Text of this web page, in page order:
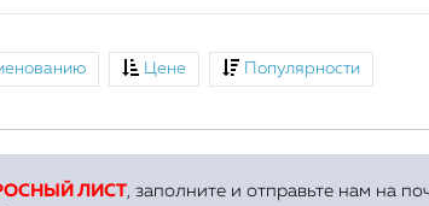
насосов для
Цене Популярности
ЛИСТ, заполните и отправьте нам на